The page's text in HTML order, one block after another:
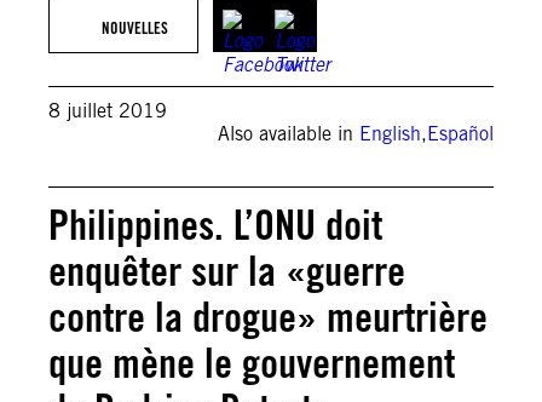
NOUVELLES
8 juillet 2019
Also available in English,Español
Philippines. L’ONU doit
enquêter sur la «guerre
contre la drogue» meurtrière
que mène le gouvernement